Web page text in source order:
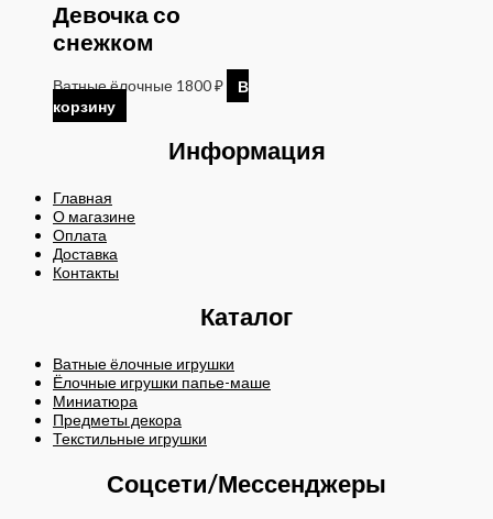
Девочка со
снежком
Ватные ёлочные 1800₽
В
корзину
Информация
Главная
О магазине
Оплата
Доставка
Контакты
Каталог
Ватные ёлочные игрушки
Ёлочные игрушки папье-маше
Миниатюра
Предметы декора
Текстильные игрушки
Соцсети/Мессенджеры